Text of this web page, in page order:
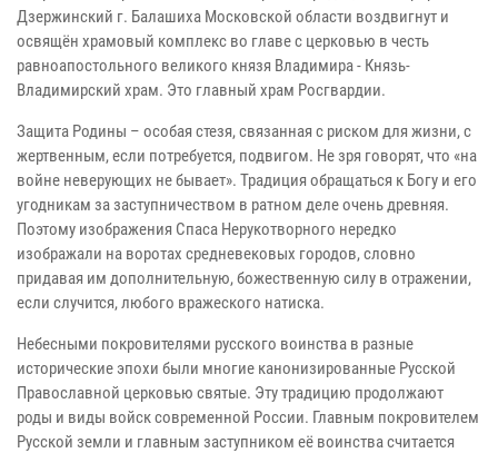
Дзержинский г. Балашиха Московской области воздвигнут и
освящён храмовый комплекс во главе с церковью в честь
равноапостольного великого князя Владимира - Князь-
Владимирский храм. Это главный храм Росгвардии.
Защита Родины – особая стезя, связанная с риском для жизни, с
жертвенным, если потребуется, подвигом. Не зря говорят, что «на
войне неверующих не бывает». Традиция обращаться к Богу и его
угодникам за заступничеством в ратном деле очень древняя.
Поэтому изображения Спаса Нерукотворного нередко
изображали на воротах средневековых городов, словно
придавая им дополнительную, божественную силу в отражении,
если случится, любого вражеского натиска.
Небесными покровителями русского воинства в разные
исторические эпохи были многие канонизированные Русской
Православной церковью святые. Эту традицию продолжают
роды и виды войск современной России. Главным покровителем
Русской земли и главным заступником её воинства считается